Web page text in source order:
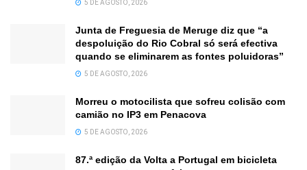
5 DE AGOSTO, 2026
Junta de Freguesia de Meruge diz que “a
despoluição do Rio Cobral só será efectiva
quando se eliminarem as fontes poluidoras”
5 DE AGOSTO, 2026
Morreu o motocilista que sofreu colisão com
camião no IP3 em Penacova
5 DE AGOSTO, 2026
87.ª edição da Volta a Portugal em bicicleta